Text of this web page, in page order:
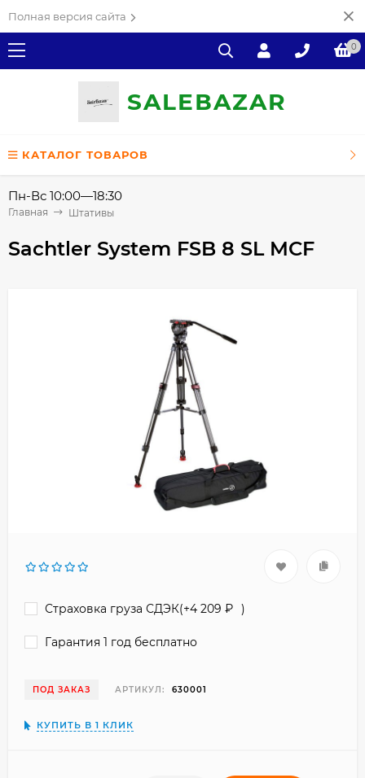
Полная версия сайта
0
SALEВAZAR
КАТАЛОГ ТОВАРОВ
Пн-Вс 10:00—18:30
Главная Штативы
Sachtler System FSB 8 SL MCF
Страховка груза СДЭК(+4 209 )
Гарантия 1 год бесплатно
ПОД ЗАКАЗ АРТИКУЛ: 630001
КУПИТЬ В 1 КЛИК